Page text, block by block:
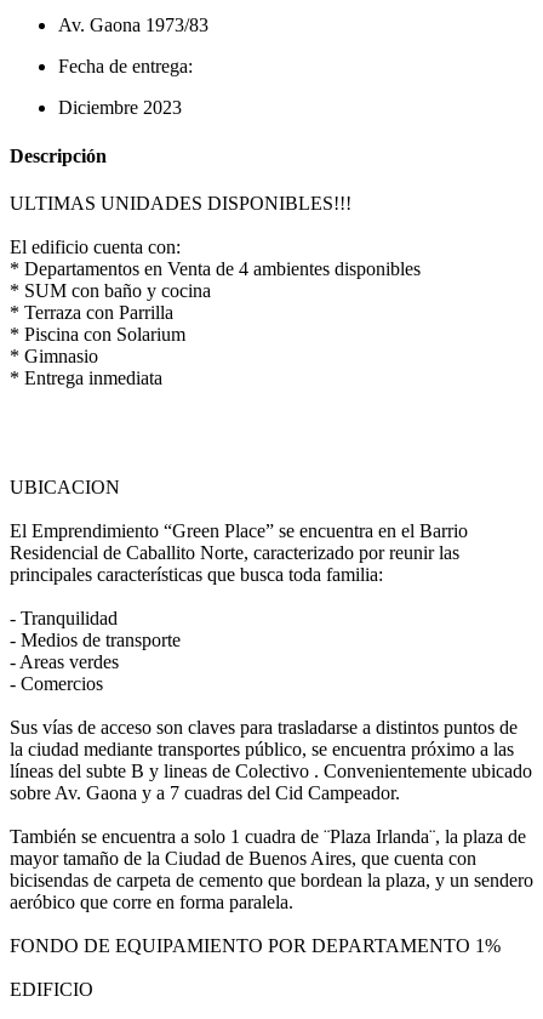
Av. Gaona 1973/83
Fecha de entrega:
Diciembre 2023
Descripción
ULTIMAS UNIDADES DISPONIBLES!!!
El edificio cuenta con:
* Departamentos en Venta de 4 ambientes disponibles
* SUM con baño y cocina
* Terraza con Parrilla
* Piscina con Solarium
* Gimnasio
* Entrega inmediata
UBICACION
El Emprendimiento “Green Place” se encuentra en el Barrio
Residencial de Caballito Norte, caracterizado por reunir las
principales características que busca toda familia:
- Tranquilidad
- Medios de transporte
- Areas verdes
- Comercios
Sus vías de acceso son claves para trasladarse a distintos puntos de
la ciudad mediante transportes público, se encuentra próximo a las
líneas del subte B y lineas de Colectivo . Convenientemente ubicado
sobre Av. Gaona y a 7 cuadras del Cid Campeador.
También se encuentra a solo 1 cuadra de ¨Plaza Irlanda¨, la plaza de
mayor tamaño de la Ciudad de Buenos Aires, que cuenta con
bicisendas de carpeta de cemento que bordean la plaza, y un sendero
aeróbico que corre en forma paralela.
FONDO DE EQUIPAMIENTO POR DEPARTAMENTO 1%
EDIFICIO